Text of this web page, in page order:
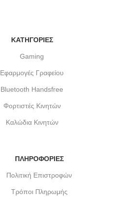
ΚΑΤΗΓΟΡΙΕΣ
Gaming
Εφαρμογές Γραφείου
Bluetooth Handsfree
Φορτιστές Κινητών
Καλώδια Κινητών
ΠΛΗΡΟΦΟΡΙΕΣ
Πολιτική Επιστροφών
Τρόποι Πληρωμής